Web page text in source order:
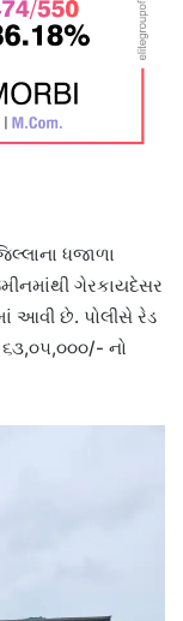
ધજાળા
ગેરકાયદેસર
આવી છે. પોલીસે રેડ
નો